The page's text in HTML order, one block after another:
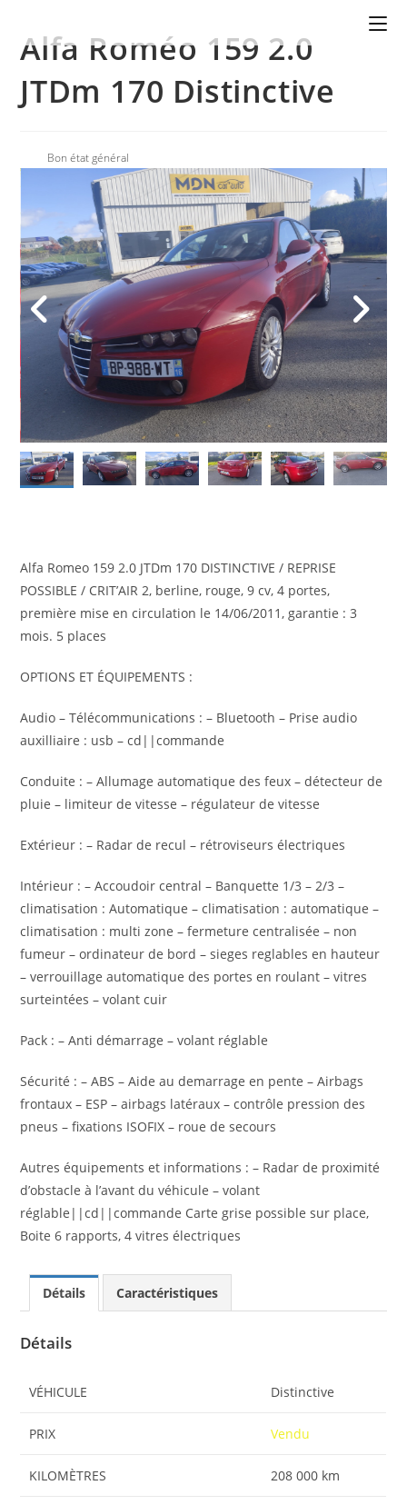
Alfa Roméo 159 2.0
JTDm 170 Distinctive
Bon état général
Alfa Romeo 159 2.0 JTDm 170 DISTINCTIVE / REPRISE
POSSIBLE / CRIT’AIR 2, berline, rouge, 9 cv, 4 portes,
première mise en circulation le 14/06/2011, garantie : 3
mois. 5 places
OPTIONS ET ÉQUIPEMENTS :
Audio – Télécommunications : – Bluetooth – Prise audio
auxilliaire : usb – cd||commande
Conduite : – Allumage automatique des feux – détecteur de
pluie – limiteur de vitesse – régulateur de vitesse
Extérieur : – Radar de recul – rétroviseurs électriques
Intérieur : – Accoudoir central – Banquette 1/3 – 2/3 –
climatisation : Automatique – climatisation : automatique –
climatisation : multi zone – fermeture centralisée – non
fumeur – ordinateur de bord – sieges reglables en hauteur
– verrouillage automatique des portes en roulant – vitres
surteintées – volant cuir
Pack : – Anti démarrage – volant réglable
Sécurité : – ABS – Aide au demarrage en pente – Airbags
frontaux – ESP – airbags latéraux – contrôle pression des
pneus – fixations ISOFIX – roue de secours
Autres équipements et informations : – Radar de proximité
d’obstacle à l’avant du véhicule – volant
réglable||cd||commande Carte grise possible sur place,
Boite 6 rapports, 4 vitres électriques
Détails Caractéristiques
Détails
VÉHICULE Distinctive
PRIX Vendu
KILOMÈTRES 208 000 km